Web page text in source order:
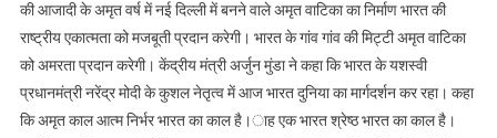
की आजादी के अमृत वर्ष में नई दिल्ली में बनने वाले अमृत वाटिका का निर्माण भारत की
राष्ट्रीय एकात्मता को मजबूती प्रदान करेगी। भारत के गांव गांव की मिट्टी अमृत वाटिका
को अमरता प्रदान करेगी। केंद्रीय मंत्री अर्जुन मुंडा ने कहा कि भारत के यशस्वी
प्रधानमंत्री नरेंद्र मोदी के कुशल नेतृत्व में आज भारत दुनिया का मार्गदर्शन कर रहा। कहा
कि अमृत काल आत्म निर्भर भारत का काल है।ाह एक भारत श्रेष्ठ भारत का काल है।